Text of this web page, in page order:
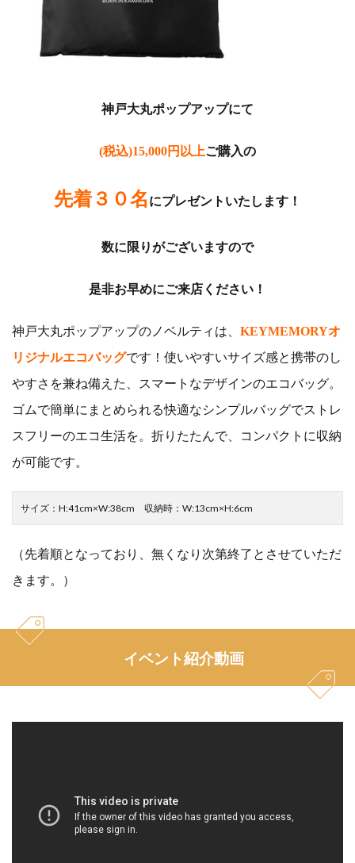
神戸大丸ポップアップにて
(税込)15,000円以上ご購入の
先着３０名 にプレゼントいたします！
数に限りがございますので
是非お早めにご来店ください！
神戸大丸ポップアップのノベルティは、 KEYMEMORYオ
リジナルエコバッグです！使いやすいサイズ感と携帯のし
やすさを兼ね備えた、スマートなデザインのエコバッグ。
ゴムで簡単にまとめられる快適なシンプルバッグでストレ
スフリーのエコ生活を。折りたたんで、コンパクトに収納
が可能です。
サイズ：H:41cm×W:38cm 収納時：W:13cm×H:6cm
（先着順となっており、無くなり次第終了とさせていただ
きます。）
イベント紹介動画